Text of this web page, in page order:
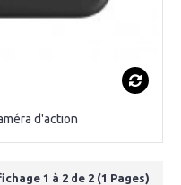
d'action
1 à 2 de 2 (1 Pages)